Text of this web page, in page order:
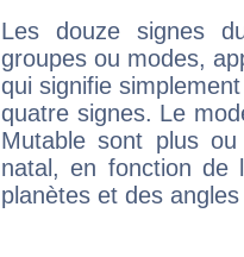
Les douze signes
groupes ou modes,
qui signifie
quatre signes. Le
Mutable sont plus
natal, en fonction de
planètes et des